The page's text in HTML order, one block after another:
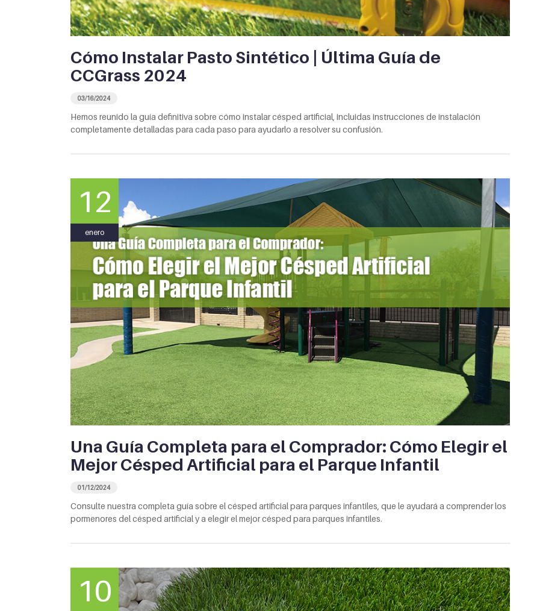
Cómo Instalar Pasto Sintético | Última Guía de
CCGrass 2024
03/16/2024
Hemos reunido la guía definitiva sobre cómo instalar césped artificial, incluidas instrucciones de instalación
completamente detalladas para cada paso para ayudarlo a resolver su confusión.
12
enero
Una Guía Completa para el Comprador: Cómo Elegir el
Mejor Césped Artificial para el Parque Infantil
01/12/2024
Consulte nuestra completa guía sobre el césped artificial para parques infantiles, que le ayudará a comprender los
pormenores del césped artificial y a elegir el mejor césped para parques infantiles.
10